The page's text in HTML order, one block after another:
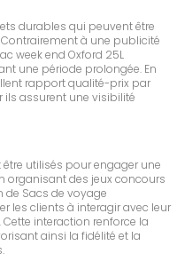
durables qui peuvent être
à une publicité
week end Oxford 25L
une période prolongée. En
rapport qualité-prix par
ils assurent une visibilité
utilisés pour engager une
organisant des jeux concours
Sacs de voyage
les clients à interagir avec leur
interaction renforce la
ainsi la fidélité et la